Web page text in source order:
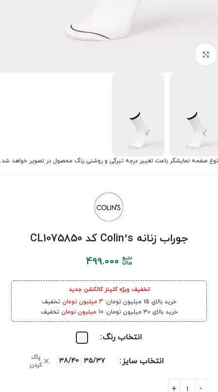
برای بزرگنمایی کلیک کنید
نوع صفحه نمایشگر باعث تغییر درجه تیرگی و روشنی رنگ محصول در تصویر خواهد شد.
جوراب زنانه Colin’s کد CL1075850
499.000
تخفیف ویژه کلینز کالکشن جدید
خرید بالای 15 میلیون تومان:
3 میلیون تومان
تخفیف
خرید بالای 30 میلیون تومان:
10 میلیون تومان تخفیف
انتخاب رنگ
انتخاب سایز 35/37
38/40
پاک
کردن